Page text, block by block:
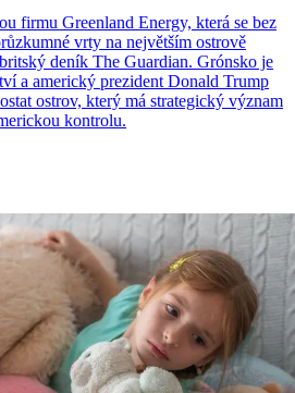
firmu Greenland Energy, která se bez
vrty na největším ostrově
deník The Guardian. Grónsko je
a americký prezident Donald Trump
ostrov, který má strategický význam
kontrolu.